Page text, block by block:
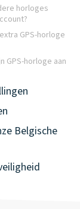
horloges
GPS-horloge
GPS-horloge aan
Belgische